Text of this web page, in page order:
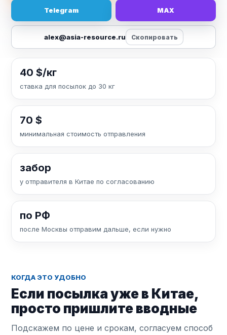
Telegram MAX
alex@asia-resource.ru Скопировать
40 $/кг
ставка для посылок до 30 кг
70 $
минимальная стоимость отправления
забор
у отправителя в Китае по согласованию
по РФ
после Москвы отправим дальше, если нужно
КОГДА ЭТО УДОБНО
Если посылка уже в Китае,
просто пришлите вводные
Подскажем по цене и срокам, согласуем способ